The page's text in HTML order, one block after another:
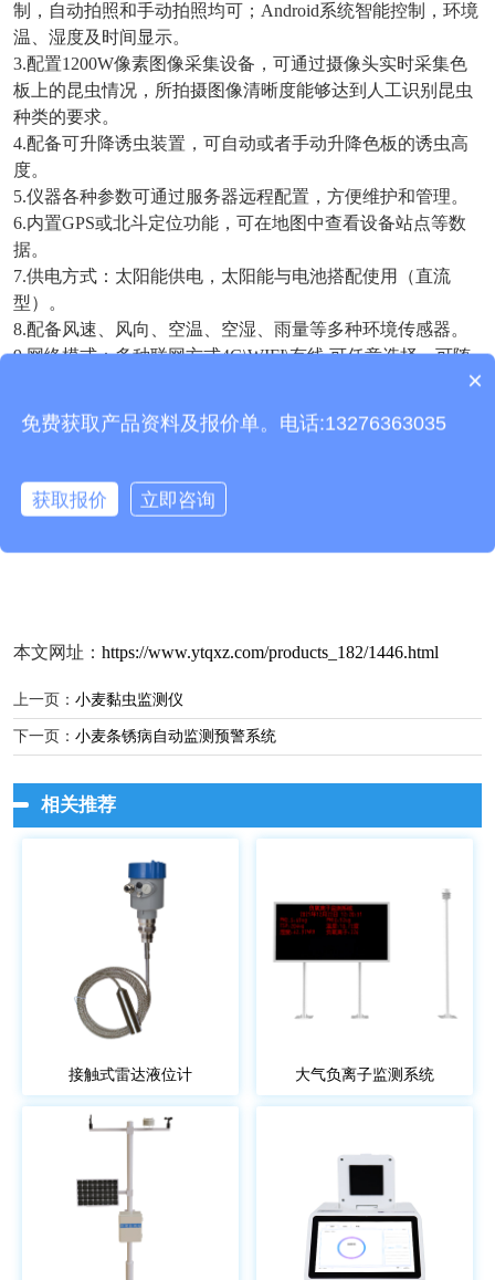
制，自动拍照和手动拍照均可；Android系统智能控制，环境
温、湿度及时间显示。
3.配置1200W像素图像采集设备，可通过摄像头实时采集色
板上的昆虫情况，所拍摄图像清晰度能够达到人工识别昆虫
种类的要求。
4.配备可升降诱虫装置，可自动或者手动升降色板的诱虫高
度。
5.仪器各种参数可通过服务器远程配置，方便维护和管理。
6.内置GPS或北斗定位功能，可在地图中查看设备站点等数
据。
7.供电方式：太阳能供电，太阳能与电池搭配使用（直流
型）。
8.配备风速、风向、空温、空湿、雨量等多种环境传感器。
9.网络模式：多种联网方式4G\WIFI\有线 可任意选择，可随
10.可通过PC端、APP、微信等多种方式查看设备数据。
三、 小麦吸浆虫监测仪技术参数
2、功耗：≤50W
3、诱虫装置：色板
本文网址： https://www.ytqxz.com/products_182/1446.html
上一页： 小麦黏虫监测仪
下一页： 小麦条锈病自动监测预警系统
相关推荐
接触式雷达液位计 大气负离子监测系统
产品包含安装吗？
×
免费获取产品资料及报价单。电话:13276363035
获取报价 立即咨询